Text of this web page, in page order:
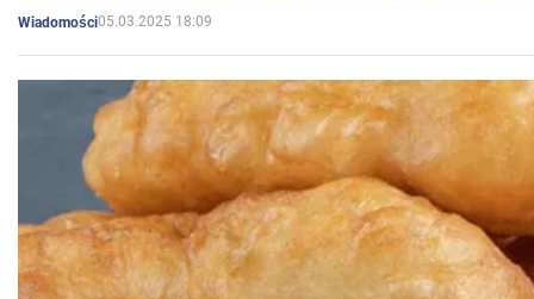
Wiadomości05.03.2025 18:09